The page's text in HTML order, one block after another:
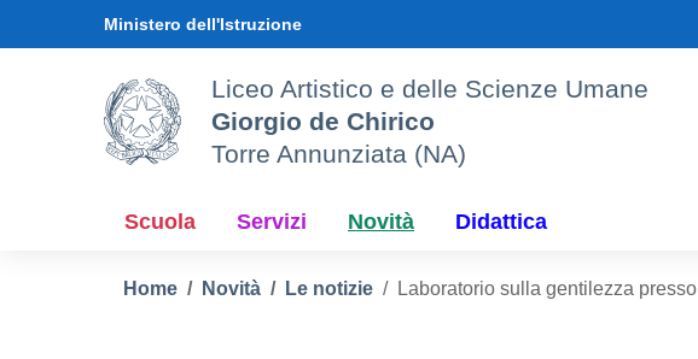
Ministero dell'Istruzione
Liceo Artistico e delle Scienze Umane
Giorgio de Chirico
Torre Annunziata (NA)
Scuola Servizi Novità Didattica
Home Novità Le notizie Laboratorio sulla gentilezza